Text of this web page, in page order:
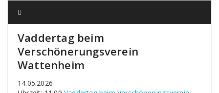
Vaddertag beim
Verschönerungsverein
Wattenheim
14.05.2026